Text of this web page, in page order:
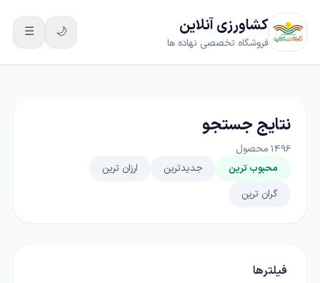
کشاورزی آنلاین
فروشگاه تخصصی نهاده ها
🌙
☰
نتایج جستجو
1496محصول
محبوب ترین
جدیدترین
ارزان ترین
گران ترین
فیلترها